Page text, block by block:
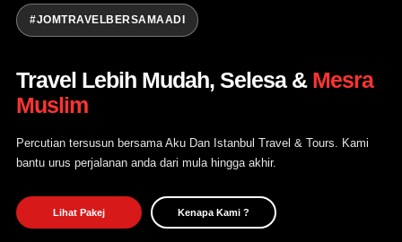
Tentang Kami
Hubungi Kami
#JOMTRAVELBERSAMAADI
Travel Lebih Mudah, Selesa & Mesra
Muslim
Percutian tersusun bersama Aku Dan Istanbul Travel & Tours. Kami
bantu urus perjalanan anda dari mula hingga akhir.
Lihat Pakej Kenapa Kami ?